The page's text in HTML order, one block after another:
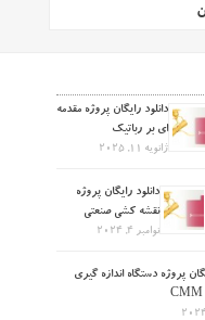
دانلود رایگان پروژه مقدمه
ای بر رباتیک
ژانویه 11, 2025
دانلود رایگان پروژه
نقشه کشی صنعتی
نوامبر 4, 2024
پروژه دستگاه اندازه گیری